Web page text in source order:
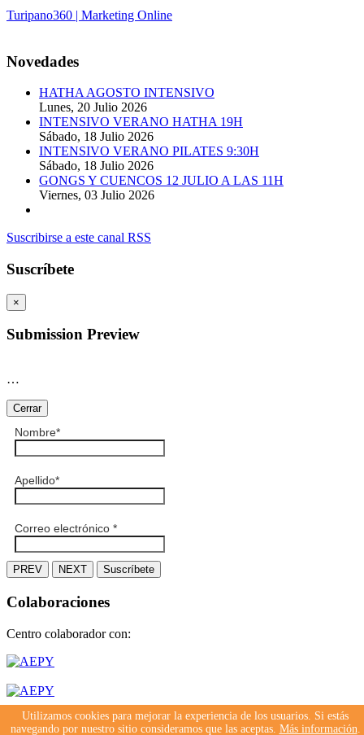
Utilizamos cookies para mejorar la experiencia de los usuarios. Si estás
navegando por nuestro sitio consideramos que las aceptas. Más información.
Turipano360 | Marketing Online
Novedades
HATHA AGOSTO INTENSIVO
Lunes, 20 Julio 2026
INTENSIVO VERANO HATHA 19H
Sábado, 18 Julio 2026
INTENSIVO VERANO PILATES 9:30H
Sábado, 18 Julio 2026
GONGS Y CUENCOS 12 JULIO A LAS 11H
Viernes, 03 Julio 2026
Suscribirse a este canal RSS
Suscríbete
×
Submission Preview
…
Cerrar
Nombre*
Apellido*
Correo electrónico *
PREV NEXT Suscríbete
Colaboraciones
Centro colaborador con: